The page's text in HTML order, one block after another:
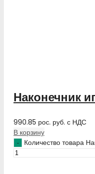
Наконечник
990.85 рос. руб. с НДС
В корзину
Количество товара